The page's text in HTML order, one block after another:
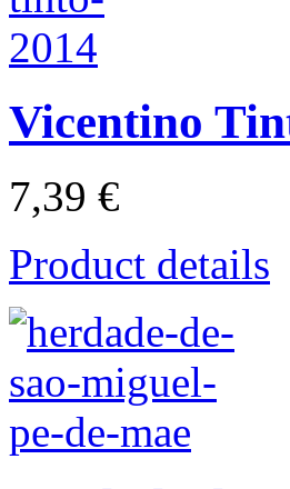
Vicentino
7,39 €
Product details